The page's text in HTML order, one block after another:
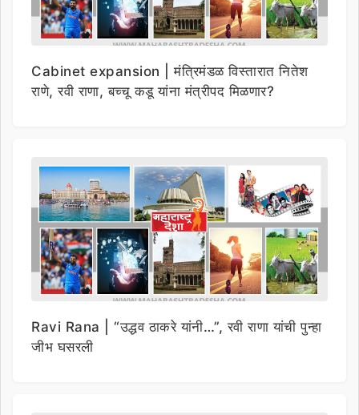
Cabinet expansion | मंत्रिमंडळ विस्तारात नितेश
राणे, रवी राणा, बच्चू कडू यांना मंत्रीपद मिळणार?
Ravi Rana | “उद्धव ठाकरे यांनी…”, रवी राणा यांची पुन्हा
जीभ घसरली